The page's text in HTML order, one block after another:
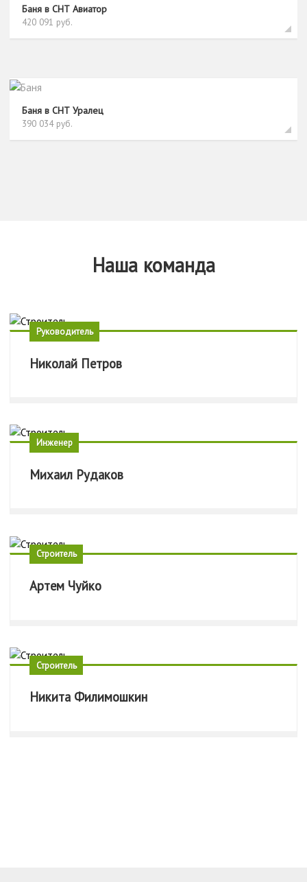
Баня в СНТ Авиатор
420 091 руб.
Баня в СНТ Уралец
390 034 руб.
Наша команда
Руководитель
Николай Петров
Инженер
Михаил Рудаков
Строитель
Артем Чуйко
Строитель
Никита Филимошкин